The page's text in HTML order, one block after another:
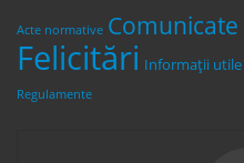
Acte normative Comunicate
Felicitări Informații utile
Regulamente